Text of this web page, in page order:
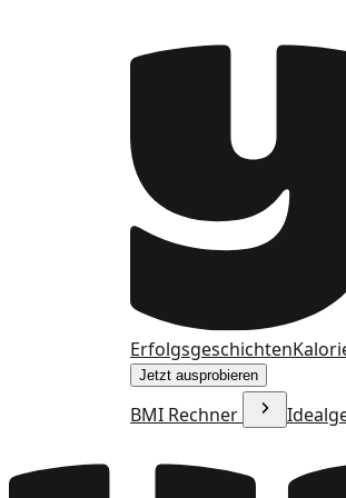
Erfolgsgeschichten
Jetzt ausprobieren
BMI Rechner